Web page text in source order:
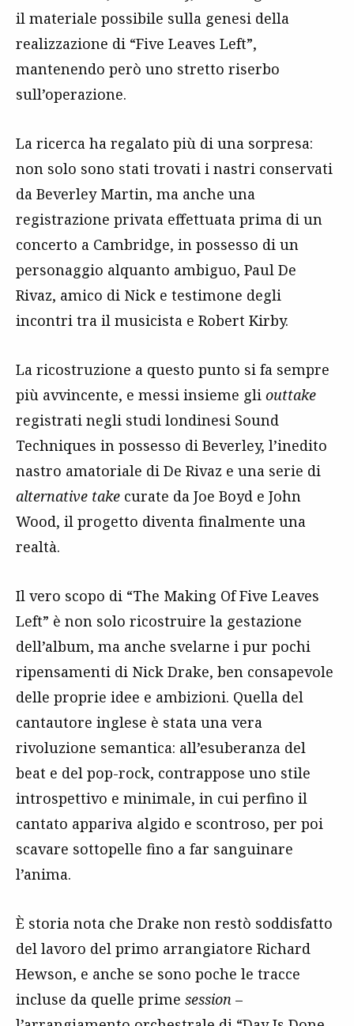
il materiale possibile sulla genesi della
realizzazione di “Five Leaves Left”,
mantenendo però uno stretto riserbo
sull’operazione.
La ricerca ha regalato più di una sorpresa:
non solo sono stati trovati i nastri conservati
da Beverley Martin, ma anche una
registrazione privata effettuata prima di un
concerto a Cambridge, in possesso di un
personaggio alquanto ambiguo, Paul De
Rivaz, amico di Nick e testimone degli
incontri tra il musicista e Robert Kirby.
La ricostruzione a questo punto si fa sempre
più avvincente, e messi insieme gli outtake
registrati negli studi londinesi Sound
Techniques in possesso di Beverley, l’inedito
nastro amatoriale di De Rivaz e una serie di
alternative take curate da Joe Boyd e John
Wood, il progetto diventa finalmente una
realtà.
Il vero scopo di “The Making Of Five Leaves
Left” è non solo ricostruire la gestazione
dell’album, ma anche svelarne i pur pochi
ripensamenti di Nick Drake, ben consapevole
delle proprie idee e ambizioni. Quella del
cantautore inglese è stata una vera
rivoluzione semantica: all’esuberanza del
beat e del pop-rock, contrappose uno stile
introspettivo e minimale, in cui perfino il
cantato appariva algido e scontroso, per poi
scavare sottopelle fino a far sanguinare
l’anima.
È storia nota che Drake non restò soddisfatto
del lavoro del primo arrangiatore Richard
Hewson, e anche se sono poche le tracce
incluse da quelle prime session –